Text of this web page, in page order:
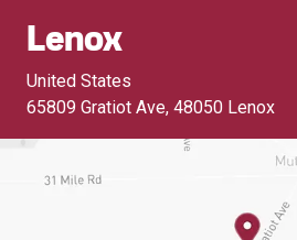
Lenox
United States
65809 Gratiot Ave, 48050 Lenox